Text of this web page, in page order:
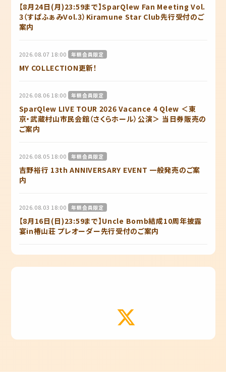
【8月24日(月)23:59まで】SparQlew Fan Meeting Vol.
3（すぱふぁみVol.3）Kiramune Star Club先行受付のご
案内
2026.08.07 18:00 年額会員限定
MY COLLECTION更新！
2026.08.06 18:00 年額会員限定
SparQlew LIVE TOUR 2026 Vacance 4 Qlew ＜東
京・武蔵村山市民会館（さくらホール）公演＞ 当日券販売の
ご案内
2026.08.05 18:00 年額会員限定
吉野裕行 13th ANNIVERSARY EVENT 一般発売のご案
内
2026.08.03 18:00 年額会員限定
【8月16日(日)23:59まで】Uncle Bomb結成10周年披露
宴in椿山荘 プレオーダー先行受付のご案内